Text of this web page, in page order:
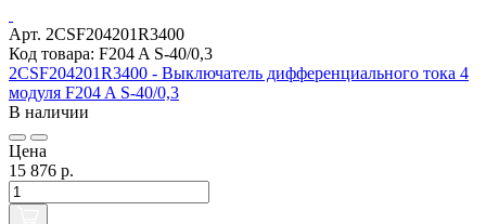
Арт. 2CSF204201R3400
Код товара: F204 A S-40/0,3
2CSF204201R3400 - Выключатель дифференциального тока 4
модуля F204 A S-40/0,3
В наличии
Цена
15 876 р.